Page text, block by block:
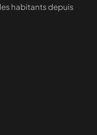
habitants depuis